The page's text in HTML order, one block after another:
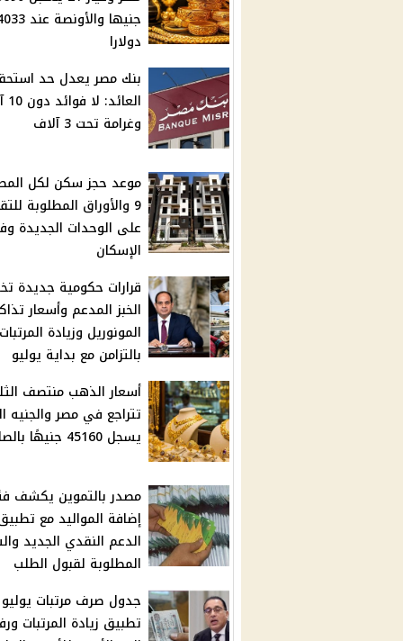
جنيها والأونصة
دولارا
بنك مصر يعدل حد
وغرامة تحت 3 آلاف
موعد حجز سكن لكل
9 والأوراق المطلوبة
على الوحدات الجديدة
الإسكان
قرارات حكومية جديدة
الخبز المدعم وأسعار
المونوريل وزيادة المرتبات
بالتزامن مع بداية يوليو
أسعار الذهب منتصف
تتراجع في مصر والجنيه
يسجل 45160 جنيهًا بالصاغة
مصدر بالتموين يكشف
إضافة المواليد مع
الدعم النقدي الجديد
المطلوبة لقبول الطلب
جدول صرف مرتبات
تطبيق زيادة المرتبات